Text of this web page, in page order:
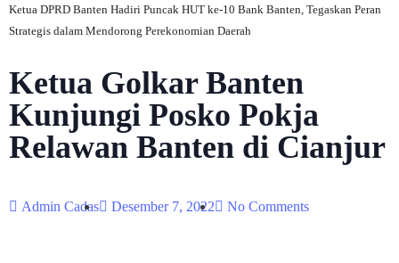
Ketua DPRD Banten Hadiri Puncak HUT ke-10 Bank Banten, Tegaskan Peran
Strategis dalam Mendorong Perekonomian Daerah
Ketua Golkar Banten
Kunjungi Posko Pokja
Relawan Banten di Cianjur
Admin Cadas Desember 7, 2022 No Comments